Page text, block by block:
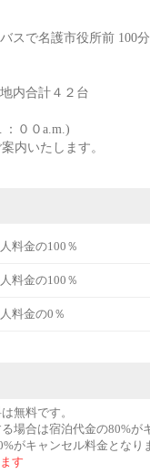
スで名護市役所前 100分
内合計４２台
００a.m.)
内いたします。
料金の100％
料金の100％
料金の0％
無料です。
合は宿泊代金の80%がキ
がキャンセル料金となり
す